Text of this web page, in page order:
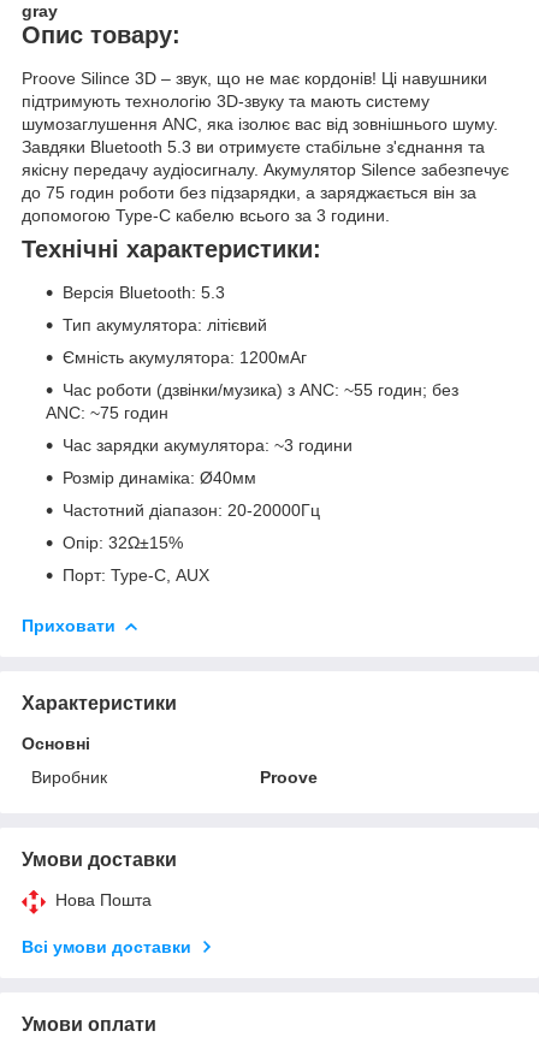
gray
Опис товару:
Proove Silince 3D – звук, що не має кордонів! Ці навушники
підтримують технологію 3D-звуку та мають систему
шумозаглушення ANC, яка ізолює вас від зовнішнього шуму.
Завдяки Bluetooth 5.3 ви отримуєте стабільне з'єднання та
якісну передачу аудіосигналу. Акумулятор Silence забезпечує
до 75 годин роботи без підзарядки, а заряджається він за
допомогою Type-C кабелю всього за 3 години.
Технічні характеристики:
Версія Bluetooth: 5.3
Тип акумулятора: літієвий
Ємність акумулятора: 1200мАг
Час роботи (дзвінки/музика) з ANC: ~55 годин; без
ANC: ~75 годин
Час зарядки акумулятора: ~3 години
Розмір динаміка: Ø40мм
Частотний діапазон: 20-20000Гц
Опір: 32Ω±15%
Порт: Туре-С, AUX
Приховати
Характеристики
Основні
Виробник
Proove
Умови доставки
Нова Пошта
Всі умови доставки
Умови оплати